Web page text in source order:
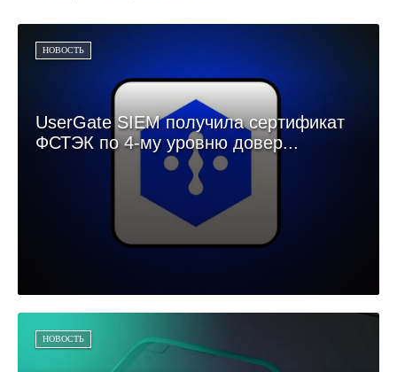
НОВОСТЬ
UserGate SIEM получила сертификат
ФСТЭК по 4-му уровню довер...
НОВОСТЬ